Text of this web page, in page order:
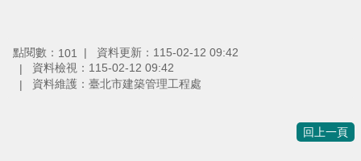
點閱數： 101
資料更新：115-02-12 09:42
資料檢視：115-02-12 09:42
資料維護：臺北市建築管理工程處
回上一頁